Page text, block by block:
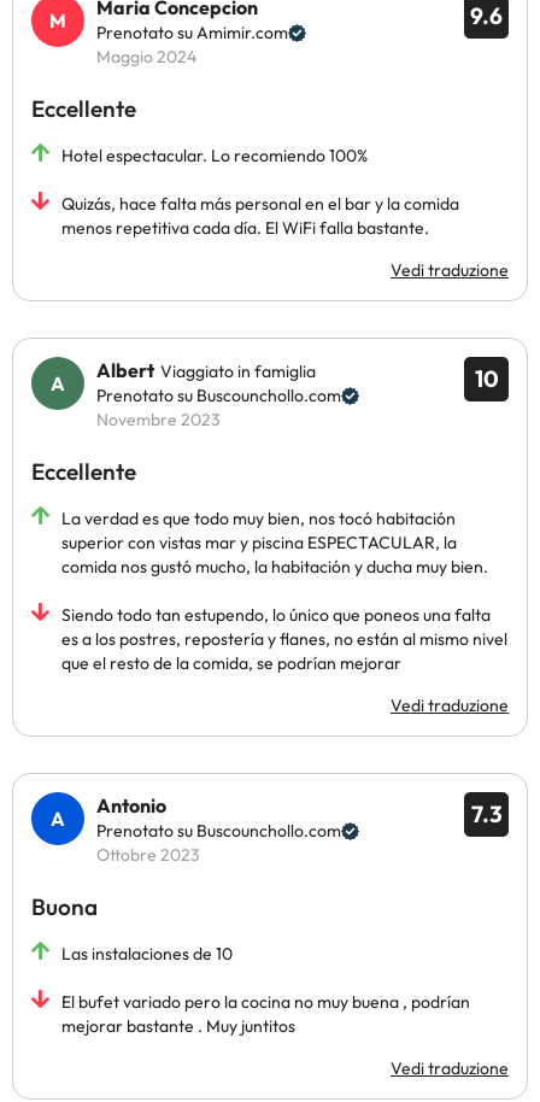
9.6
Maria Concepcion
Prenotato su Amimir.com
Maggio 2024
Eccellente
Hotel espectacular. Lo recomiendo 100%
Quizás, hace falta más personal en el bar y la comida
menos repetitiva cada día. El WiFi falla bastante.
Vedi traduzione
10
Albert Viaggiato in famiglia
Prenotato su Buscounchollo.com
Novembre 2023
Eccellente
La verdad es que todo muy bien, nos tocó habitación
superior con vistas mar y piscina ESPECTACULAR, la
comida nos gustó mucho, la habitación y ducha muy bien.
Siendo todo tan estupendo, lo único que poneos una falta
es a los postres, repostería y flanes, no están al mismo nivel
que el resto de la comida, se podrían mejorar
Vedi traduzione
7.3
Antonio
Prenotato su Buscounchollo.com
Ottobre 2023
Buona
Las instalaciones de 10
El bufet variado pero la cocina no muy buena , podrían
mejorar bastante . Muy juntitos
Vedi traduzione